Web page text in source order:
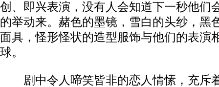
创、即兴表演，没有人会知道下一秒他们
的举动来。赭色的墨镜，雪白的头纱，黑
面具，怪形怪状的造型服饰与他们的表演
球。
剧中令人啼笑皆非的恋人情愫，充斥